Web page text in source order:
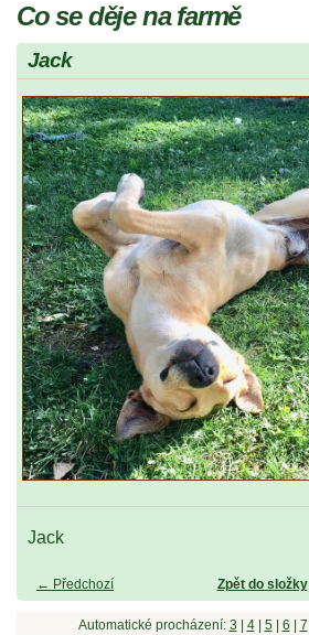
Co se děje na farmě
Jack
Jack
← Předchozí Zpět do složky
Automatické procházení: 3 4| 5| 6 7